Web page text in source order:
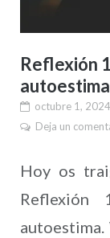
Reflexión
autoestima
octubre 1, 2024
Deja un
Hoy os
Reflexión